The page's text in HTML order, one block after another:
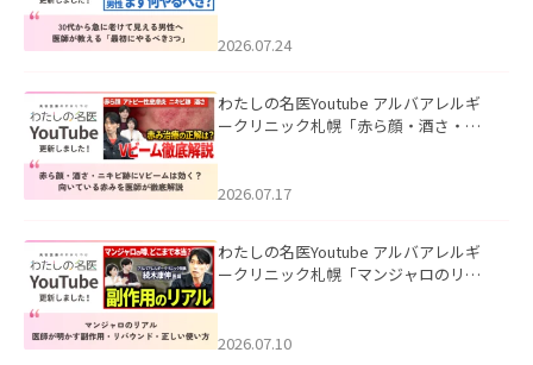
た。
2026.07.24
わたしの名医Youtube アルバアレルギ
ークリニック札幌「赤ら顔・酒さ・ニ
した。
2026.07.17
わたしの名医Youtube アルバアレルギ
ークリニック札幌「マンジャロのリア
た。
2026.07.10